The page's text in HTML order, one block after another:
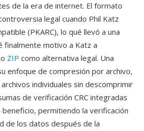
de la era de internet. El formato
legal cuando Phil Katz
(PKARC), lo qué llevó a una
finalmente motivo a Katz a
ZIP como alternativa legal. Una
enfoque de compresión por archivo,
individuales sin descomprimir
de verificación CRC integradas
permitiendo la verificación
de los datos después de la